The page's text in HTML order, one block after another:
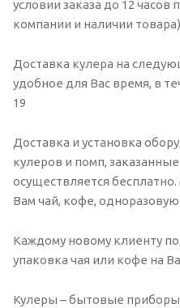
условии заказа до 12
компании и наличии товара)
Доставка кулера на
удобное для Вас время, в
19
Доставка и установка
кулеров и помп,
осуществляется
Вам чай, кофе,
Каждому новому клиенту
упаковка чая или кофе на
Кулеры – бытовые